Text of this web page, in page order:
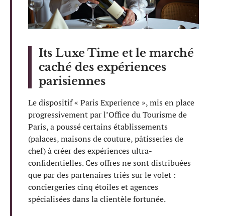
Its Luxe Time et le marché
caché des expériences
parisiennes
Le dispositif « Paris Experience », mis en place
progressivement par l’Office du Tourisme de
Paris, a poussé certains établissements
(palaces, maisons de couture, pâtisseries de
chef) à créer des expériences ultra-
confidentielles. Ces offres ne sont distribuées
que par des partenaires triés sur le volet :
conciergeries cinq étoiles et agences
spécialisées dans la clientèle fortunée.